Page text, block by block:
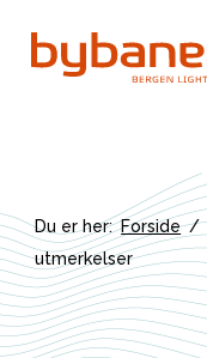
content
Du er her: Forside /
utmerkelser